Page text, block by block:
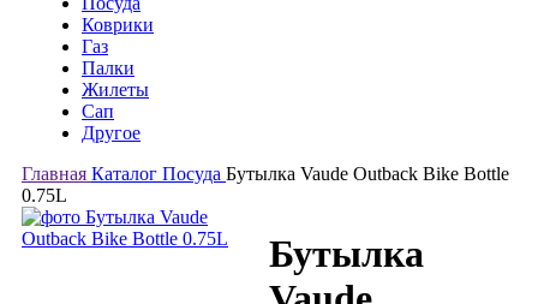
Коврики
Газ
Палки
Жилеты
Сап
Другое
Главная Каталог Посуда Бутылка Vaude Outback Bike Bottle
0.75L
Бутылка